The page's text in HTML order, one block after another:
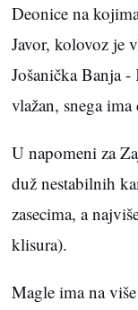
Deonice na
Javor, kolovoz je
Jošanička Banja
vlažan, snega
U napomeni za
duž nestabilnih
zasecima, a
klisura).
Magle ima na